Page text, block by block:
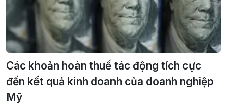
Các khoản hoàn thuế tác động tích cực
đến kết quả kinh doanh của doanh nghiệp
Mỹ